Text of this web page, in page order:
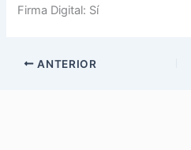
Firma Digital: Sí
ANTERIOR